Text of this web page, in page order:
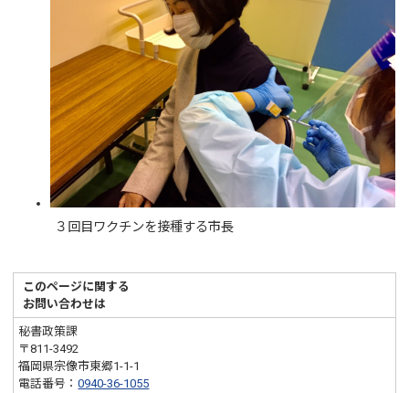
３回目ワクチンを接種する市長
このページに関する
お問い合わせは
秘書政策課
〒811-3492
福岡県宗像市東郷1-1-1
電話番号：0940-36-1055